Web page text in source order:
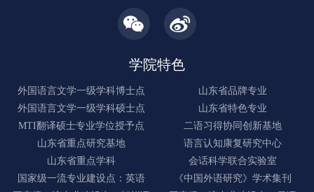
学院特色
外国语言文学一级学科博士点
山东省品牌专业
外国语言文学一级学科硕士点
山东省特色专业
MTI翻译硕士专业学位授予点
二语习得协同创新基地
山东省重点研究基地
语言认知康复研究中心
山东省重点学科
会话科学联合实验室
国家级一流专业建设点：英语
《中国外语研究》学术集刊